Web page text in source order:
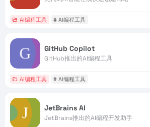
AI编程工具 # AI编程工具
GitHub Copilot
GitHub推出的AI编程工具
AI编程工具 # AI编程工具
JetBrains AI
JetBrains推出的AI编程开发助手